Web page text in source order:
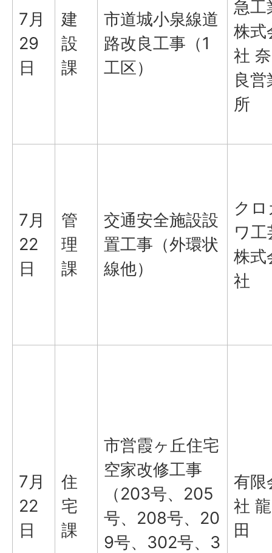
7月
29
日
建
設
課
市道城小泉線道
路改良工事（1
工区）
急工
株式
社 奈
良営
所
7月
22
日
管
理
課
交通安全施設設
置工事（外環状
線他）
ク
ワ工
株式
社
7月
22
日
住
宅
課
市営霞ヶ丘住宅
空家改修工事
（203号、205
号、208号、20
9号、302号、3
有限
社 龍
田